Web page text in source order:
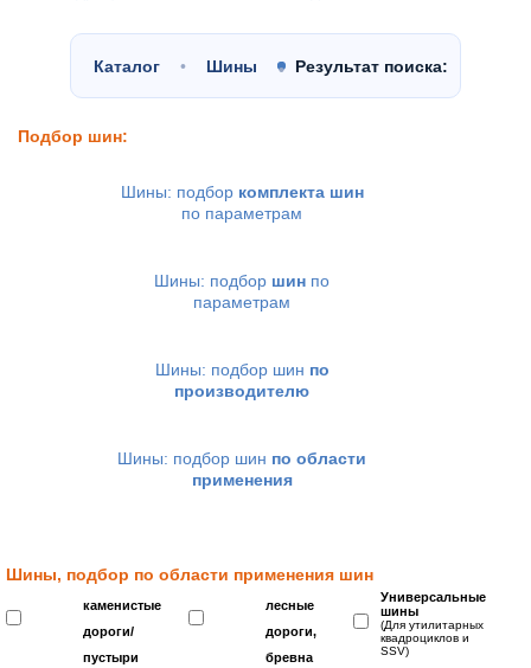
Каталог Шины Результат поиска:
Подбор шин:
Шины: подбор комплекта шин
по параметрам
Шины: подбор шин по
параметрам
Шины: подбор шин по
производителю
Шины: подбор шин по области
применения
Шины, подбор по области применения шин
каменистые
дороги/
пустыри
лесные
дороги,
бревна
Универсальные
шины
(Для утилитарных
квадроциклов и
SSV)